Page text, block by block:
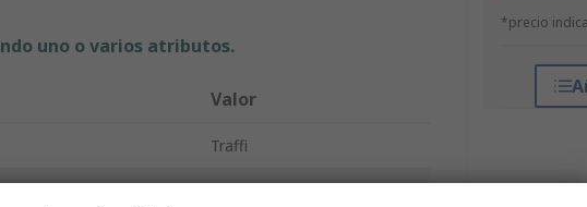
*precio
uno o varios atributos.
Valor
Traffi